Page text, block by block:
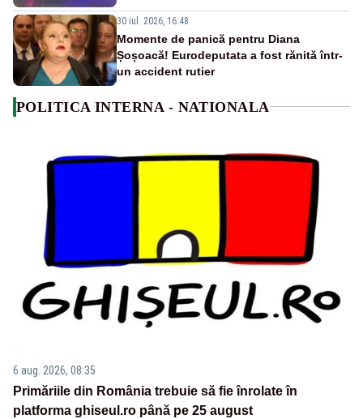
30 iul. 2026, 16:48
Momente de panică pentru Diana
Șoșoacă! Eurodeputata a fost rănită într-
un accident rutier
POLITICA INTERNA - NATIONALA
6 aug. 2026, 08:35
Primăriile din România trebuie să fie înrolate în
platforma ghiseul.ro până pe 25 august